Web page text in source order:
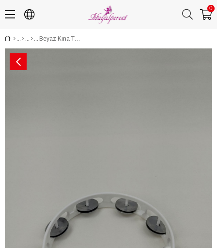
0
Beyaz Kına Tefi 5 Adet